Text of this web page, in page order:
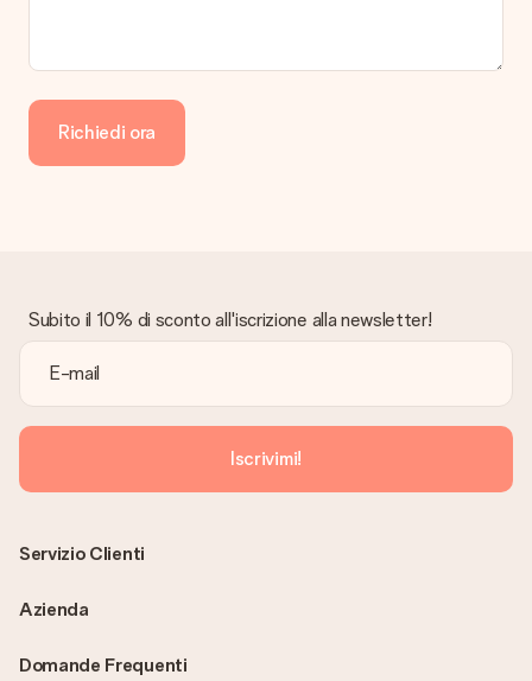
Richiedi ora
Subito il 10% di sconto all'iscrizione alla newsletter!
Iscrivimi!
Domande Frequenti
Servizio Clienti
Azienda